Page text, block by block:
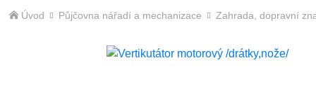
Úvod Půjčovna nářadí a mechanizace Zahrada, dopravní